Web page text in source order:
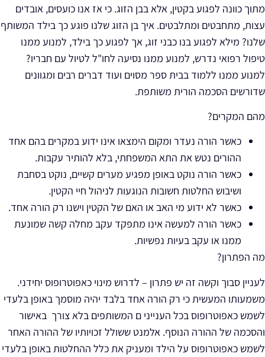
מתוך כוונה לפגוע בקטין, אלא בבן הזוג. כי אז אנו כועסים, אובדים
עצות, מתחבטים ומתלבטים. איך בן הזוג שלנו פוגע כך בילד המשותף
שלנו? מילא לפגוע בנו כבני זוג, אך לפגוע כך בילד, למנוע ממנו
טיפול רפואי נדרש, למנוע ממנו נסיעה לחו"ל לטיול עם חבריו?
למנוע ממנו ללמוד בבית ספר מסוים ועוד דברים רבים ומגוונים
שדורשים הסכמה הורית משותפת.
מהם המקרים?
כאשר הורה נעדר ומקום הימצאו אינו ידוע במקרים בהם אחד
ההורים נטש את התא המשפחתי, בלא להותיר עקבות.
כאשר הורה נוקט באופן מפגיע מערים קשיים, נוקט בסחבת
ושיבוש החלטות חשובות הנוגעות לניהול חיי הקטין.
כאשר לא ידוע מי האב או האם של הקטין וישנו רק הורה אחד.
כאשר הורה למעשה אינו מתפקד עקב מחלה קשה שמונעת
ממנו או עקב בעיות נפשיות.
מה הפתרון?
לעניין סבוך וקשה זה יש פתרון – לדרוש מינוי כאפוטרופוס יחידני.
משמעותו המעשית כי רק הורה אחד בלבד יהיה מוסמך באופן בלעדי
לשמש כאפוטרופוס בכל הענייני ם המשותפים בלא צורך באישור
והסכמה של ההורה הנוסף. אלמנט ששולל זכויותיו של ההורה האחר
לשמש כאפוטרופוס על הילד ומעניק את כלל ההחלטות באופן בלעדי